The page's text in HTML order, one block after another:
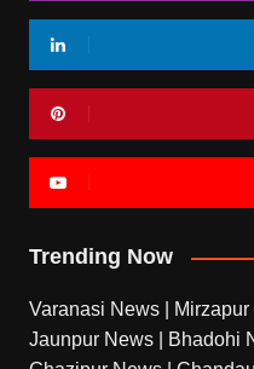
Trending Now
Varanasi News
Jaunpur News
Bhadohi